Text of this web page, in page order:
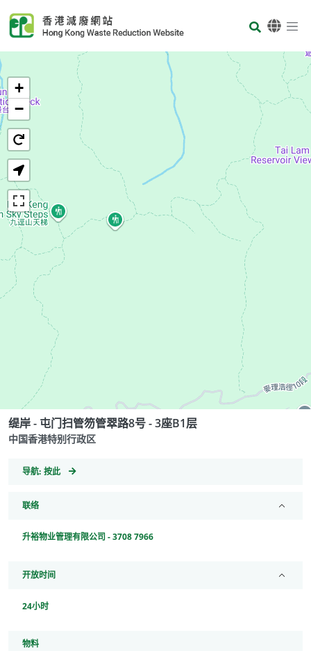
Body
+
−
缇岸 - 屯门扫管笏管翠路8号 - 3座B1层
中国香港特别行政区
导航: GeoCoordinates
按此
联络
升裕物业管理有限公司 - 3708 7966
开放时间
24小时
物料